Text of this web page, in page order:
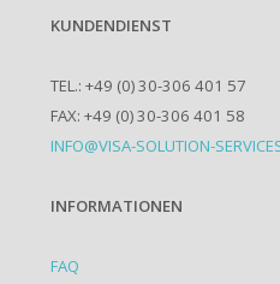
KUNDENDIENST
TEL.: +49 (0) 30-306 401 57
FAX: +49 (0) 30-306 401 58
INFO@VISA-SOLUTION-
INFORMATIONEN
FAQ